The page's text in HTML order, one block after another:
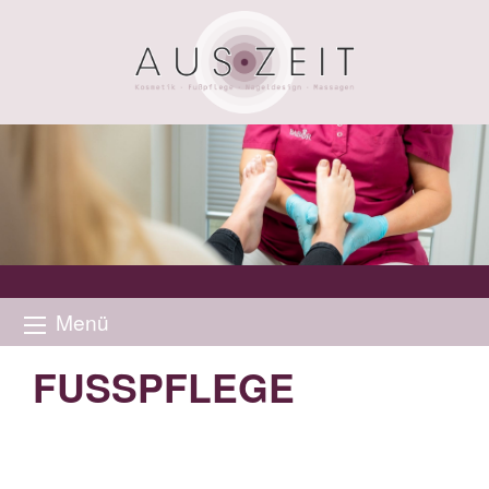
Menü
FUSSPFLEGE